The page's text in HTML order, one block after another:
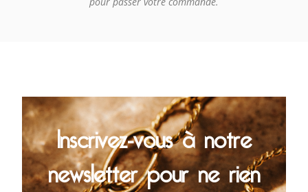
Inscrivez-vous à notre
newsletter pour ne rien